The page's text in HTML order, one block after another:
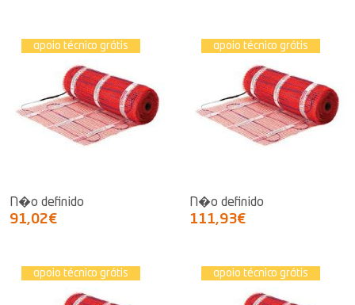
apoio técnico grátis
N�o definido
91,02€
apoio técnico grátis
N�o definido
111,93€
apoio técnico grátis apoio técnico grátis